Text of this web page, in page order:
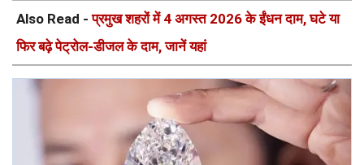
Also Read -प्रमुख शहरों में 4 अगस्त 2026 के ईंधन दाम, घटे या
फिर बढ़े पेट्रोल-डीजल के दाम, जानें यहां